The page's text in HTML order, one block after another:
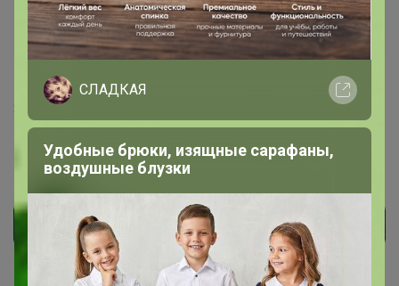
— nfnf
Здравствуйте, статус неправильный случайно
подставился (цвет одинаковый). Поправил ошибочку,
во вторник ваш заказ отвезем. Извините за накладку.
СЛАДКАЯ
Удобные брюки, изящные сарафаны,
воздушные блузки